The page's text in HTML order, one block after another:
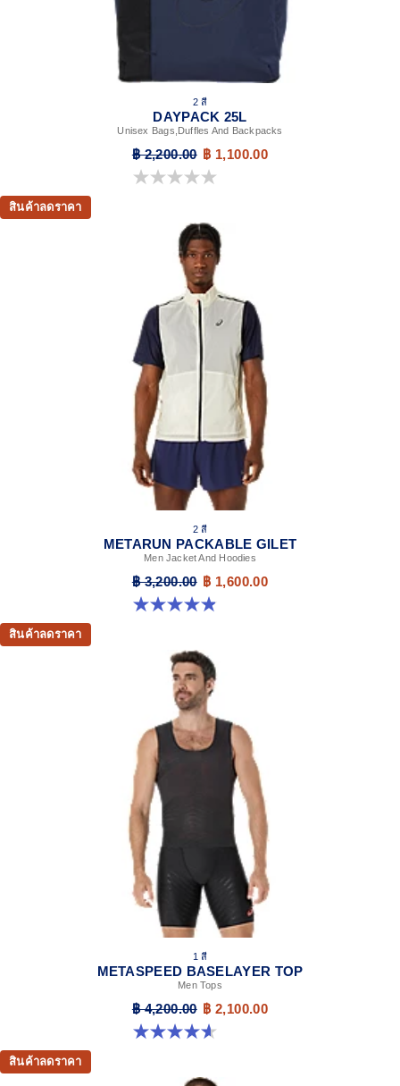
2 สี
DAYPACK 25L
Unisex Bags,Duffles And Backpacks
฿ 2,200.00 ฿ 1,100.00
0.0 จาก 5 ดาว
สินค้าลดราคา
2 สี
METARUN PACKABLE GILET
Men Jacket And Hoodies
฿ 3,200.00 ฿ 1,600.00
4.9 จาก 5 ดาว 256 รีวิว
สินค้าลดราคา
1 สี
METASPEED BASELAYER TOP
Men Tops
฿ 4,200.00 ฿ 2,100.00
4.6 จาก 5 ดาว 46 รีวิว
สินค้าลดราคา